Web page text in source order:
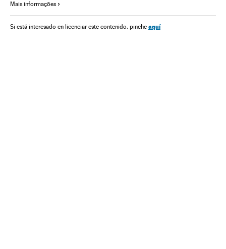
Sociedade
Mais informações
Si está interesado en licenciar este contenido, pinche aquí